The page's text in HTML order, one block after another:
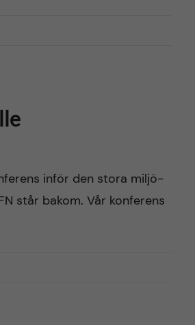
inför den stora miljö-
står bakom. Vår konferens